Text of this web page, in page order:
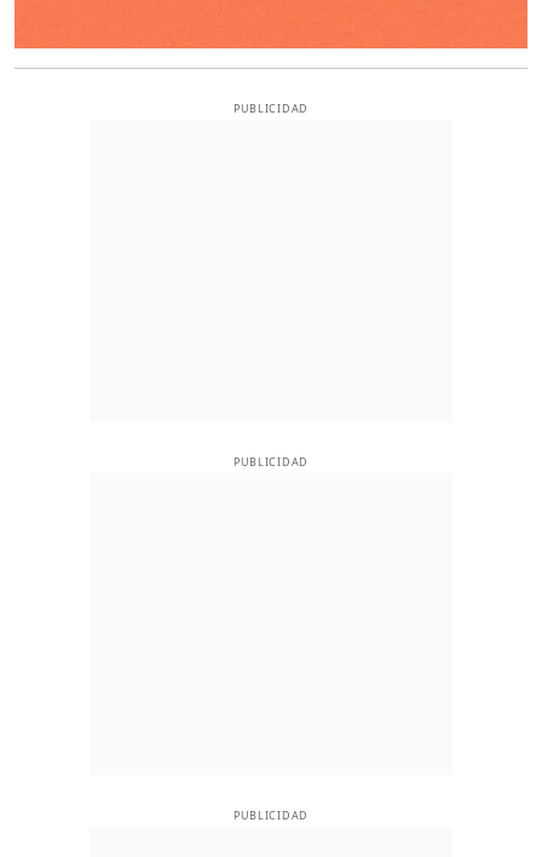
PUBLICIDAD
PUBLICIDAD
PUBLICIDAD